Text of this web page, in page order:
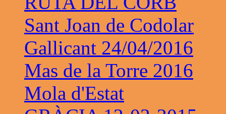
Sant Joan de Codolar
Gallicant 24/04/2016
Mas de la Torre 2016
Mola d'Estat